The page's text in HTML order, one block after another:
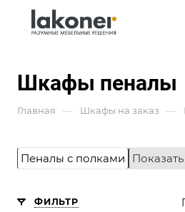
Шкафы пеналы
Главная — Шкафы на заказ —
Пеналы с полками
ФИЛЬТР